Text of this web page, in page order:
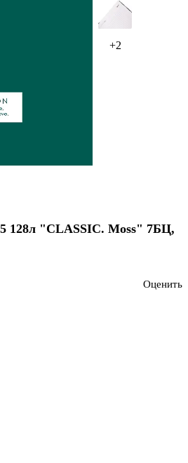
+2
128л "CLASSIC. Moss" 7БЦ,
Оценить